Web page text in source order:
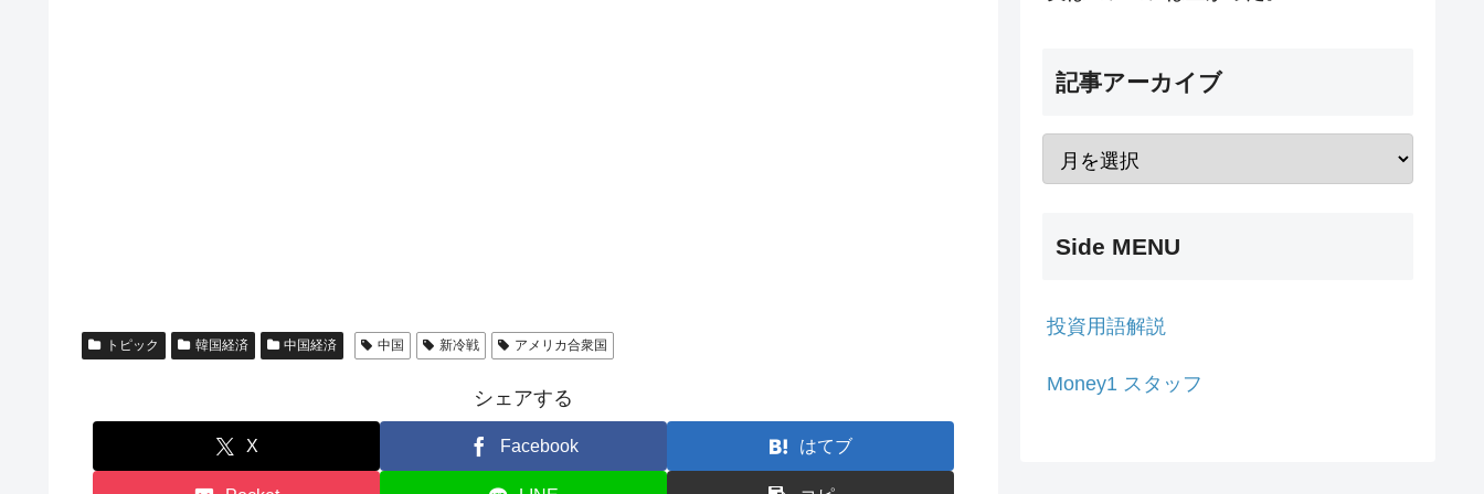
トピック 韓国経済 中国経済 中国 新冷戦 アメリカ合衆国
シェアする
X Facebook はてブ
記事アーカイブ
Side MENU
投資用語解説
Money1 スタッフ